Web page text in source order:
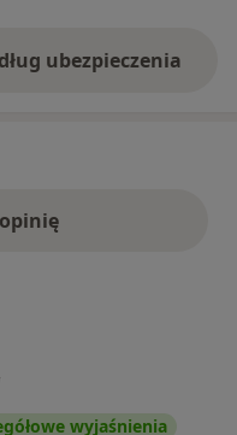
ubezpieczenia
wyjaśnienia